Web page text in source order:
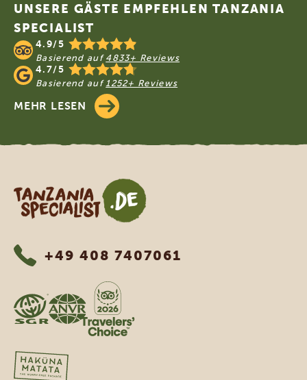
UNSERE GÄSTE EMPFEHLEN TANZANIA
SPECIALIST
4.9/5
Basierend auf 4833+ Reviews
4.7/5
Basierend auf 1252+ Reviews
MEHR LESEN
Tanzania Specialist
+49 408 7407061